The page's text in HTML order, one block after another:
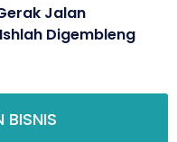
Jalan
Digembleng
BISNIS